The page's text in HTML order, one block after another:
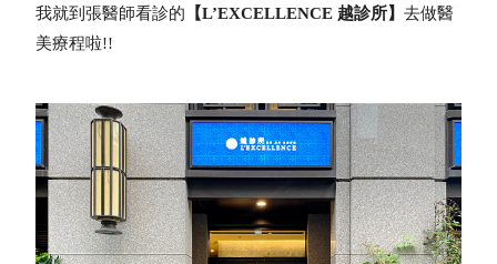
我就到張醫師看診的 【L’EXCELLENCE 越診所】去做醫
美療程啦!!